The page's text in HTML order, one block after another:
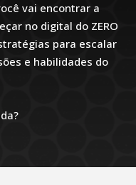
vai encontrar a
no digital do ZERO
para escalar
e habilidades do